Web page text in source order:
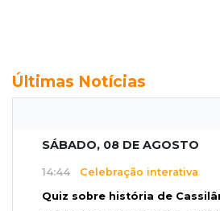
Últimas Notícias
SÁBADO, 08 DE AGOSTO
14:44 Celebração interativa
Quiz sobre história de